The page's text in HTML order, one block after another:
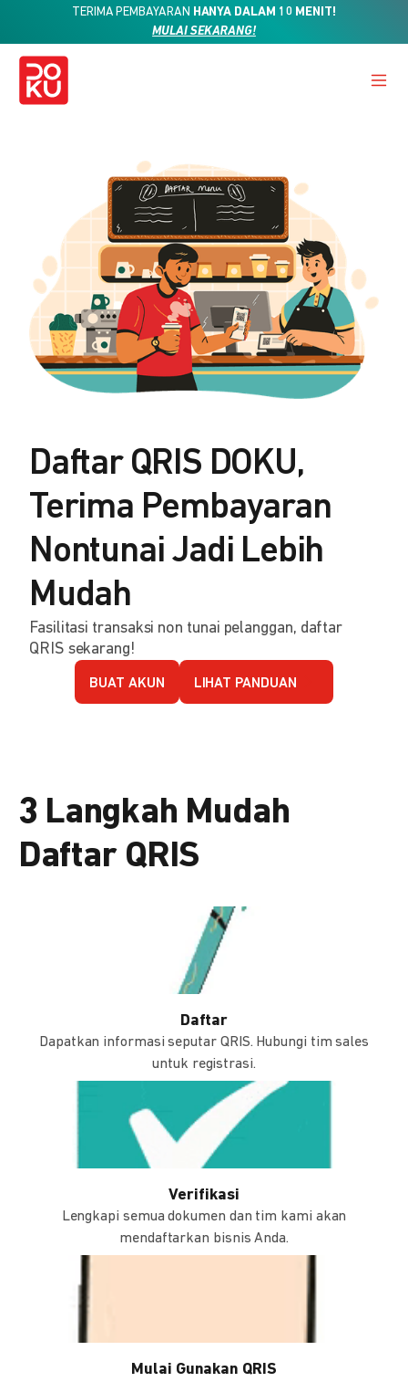
TERIMA PEMBAYARAN HANYA DALAM 10 MENIT!
MULAI SEKARANG!
Daftar QRIS DOKU,
Terima Pembayaran
Nontunai Jadi Lebih
Mudah
Fasilitasi transaksi non tunai pelanggan, daftar
QRIS sekarang!
BUAT AKUN LIHAT PANDUAN
3 Langkah Mudah
Daftar QRIS
Daftar
Dapatkan informasi seputar QRIS. Hubungi tim sales
untuk registrasi.
Verifikasi
Lengkapi semua dokumen dan tim kami akan
mendaftarkan bisnis Anda.
Mulai Gunakan QRIS